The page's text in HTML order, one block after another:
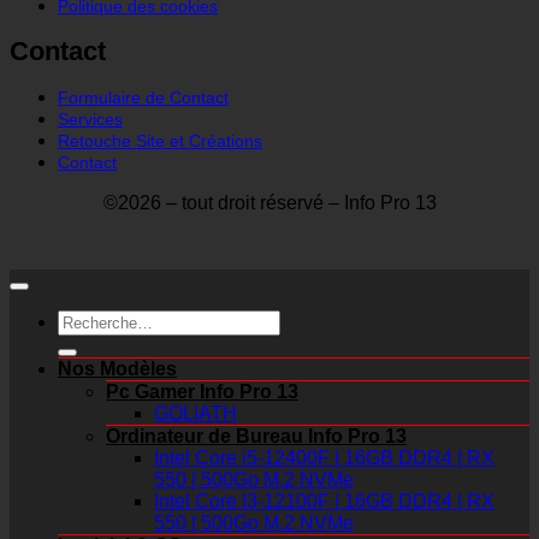
Politique des cookies
Contact
Formulaire de Contact
Services
Retouche Site et Créations
Contact
©2026 – tout droit réservé – Info Pro 13
Recherche
pour :
Nos Modèles
Pc Gamer Info Pro 13
GOLIATH
Ordinateur de Bureau Info Pro 13
Intel Core i5-12400F | 16GB DDR4 | RX
550 | 500Go M.2 NVMe
Intel Core I3-12100F | 16GB DDR4 | RX
550 | 500Go M.2 NVMe